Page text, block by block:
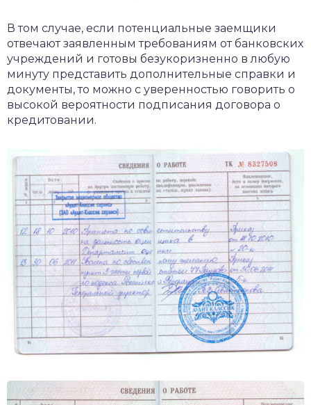
В том случае, если потенциальные заемщики
отвечают заявленным требованиям от банковских
учреждений и готовы безукоризненно в любую
минуту представить дополнительные справки и
документы, то можно с уверенностью говорить о
высокой вероятности подписания договора о
кредитовании.